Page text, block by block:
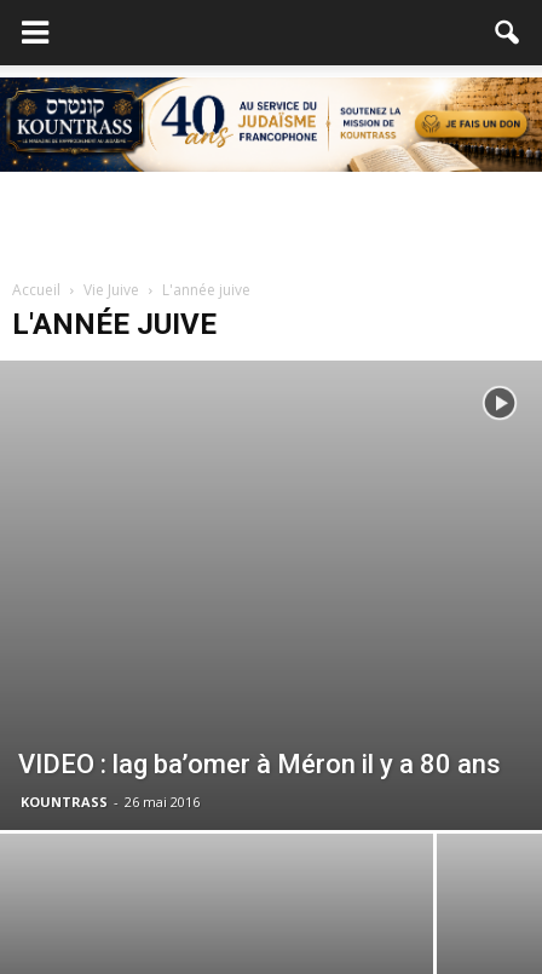
Accueil Vie Juive L'année juive
L'ANNÉE JUIVE
VIDEO : lag ba’omer à Méron il y a 80 ans
KOUNTRASS - 26 mai 2016